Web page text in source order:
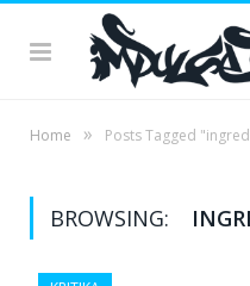
Home » Posts Tagged
BROWSING: